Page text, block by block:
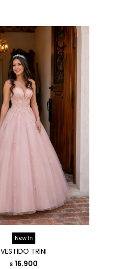
New In
VESTIDO TRINI
$ 16.900